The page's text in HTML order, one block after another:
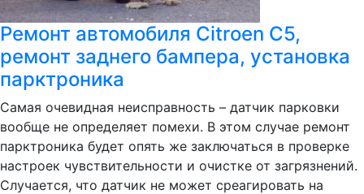
Ремонт автомобиля Citroen C5,
ремонт заднего бампера, установка
парктроника
Самая очевидная неисправность – датчик парковки
вообще не определяет помехи. В этом случае ремонт
парктроника будет опять же заключаться в проверке
настроек чувствительности и очистке от загрязнений.
Случается, что датчик не может среагировать на